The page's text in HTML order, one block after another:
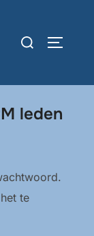
Zoek
leden
te